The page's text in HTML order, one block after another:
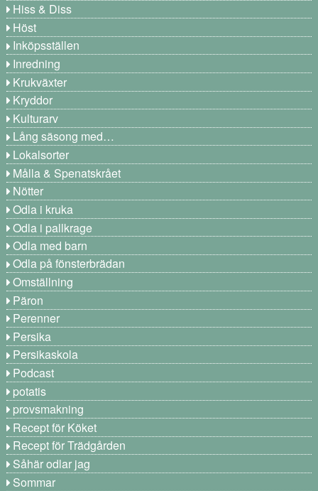
Hiss & Diss
Höst
Inköpsställen
Inredning
Krukväxter
Kryddor
Kulturarv
Lång säsong med…
Lokalsorter
Målla & Spenatskrået
Nötter
Odla i kruka
Odla i pallkrage
Odla med barn
Odla på fönsterbrädan
Omställning
Päron
Perenner
Persika
Persikaskola
Podcast
potatis
provsmakning
Recept för Köket
Recept för Trädgården
Såhär odlar jag
Sommar